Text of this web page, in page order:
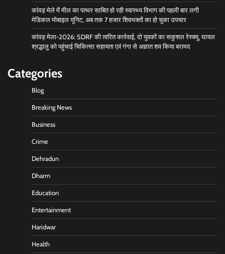
कांवड़ मेले में मील का पत्थर साबित हो रही स्वास्थ्य विभाग की पहली बार लगी
मेडिकल मोबाइल यूनिट, अब तक 7 हजार शिवभक्तों का हो चुका उपचार
कांवड़ मेला-2026: SDRF की त्वरित कार्रवाई, दो युवकों का सकुशल रेस्क्यू, घायल
श्रद्धालु को पहुंचाई चिकित्सा सहायता एवं गंगा से अज्ञात शव किया बरामद
Categories
Blog
Breaking News
Business
Crime
Dehradun
Dharm
Education
Entertainment
Haridwar
Health